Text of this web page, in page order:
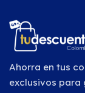
Ahorra en tus
exclusivos para